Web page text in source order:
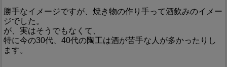
勝手なイメージですが、焼き物の作り手って酒飲みのイメー
ジでした。
が、実はそうでもなくて、
特に今の30代、40代の陶工は酒が苦手な人が多かったりし
ます。